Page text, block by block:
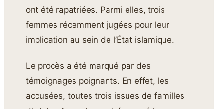
ont été rapatriées. Parmi elles, trois
femmes récemment jugées pour leur
implication au sein de l’État islamique.
Le procès a été marqué par des
témoignages poignants. En effet, les
accusées, toutes trois issues de familles